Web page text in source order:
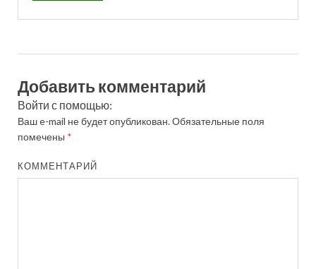
Добавить комментарий
Войти с помощью:
Ваш e-mail не будет опубликован.Обязательные поля
помечены *
КОММЕНТАРИЙ